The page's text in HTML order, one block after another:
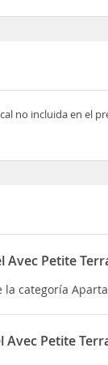
no incluida en el
Petite
la categoría
Petite